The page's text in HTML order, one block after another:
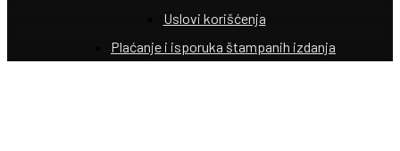
Uslovi korišćenja
Plaćanje i isporuka štampanih izdanja